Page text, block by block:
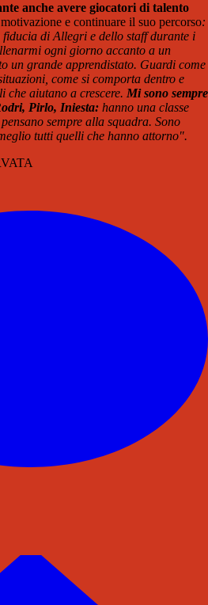
anche avere giocatori di talento
e continuare il suo percorso:
di Allegri e dello staff durante i
ogni giorno accanto a un
un grande apprendistato. Guardi come
come si comporta dentro e
che aiutano a crescere. Mi sono sempre
Pirlo, Iniesta: hanno una classe
sempre alla squadra. Sono
tutti quelli che hanno attorno".